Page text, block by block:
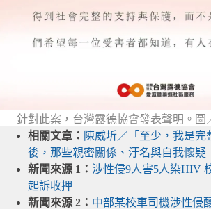
針對此案，台灣露德協會發表聲明。圖
相關文章： 陳威圻／「至少，我是
後，那些親密關係、汙名與自我懷疑
新聞來源 1： 涉性侵9人害5人染HIV
起訴收押
新聞來源 2： 中部某校車司機涉性